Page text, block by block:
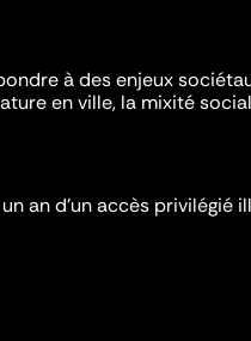
à des enjeux
en ville, la mixité
an d’un accès